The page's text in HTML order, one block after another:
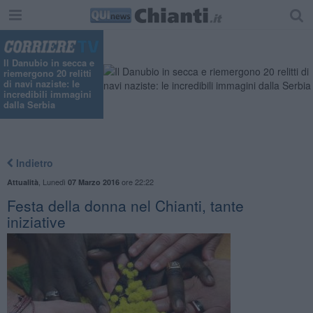
Il Danubio in secca e
riemergono 20 relitti
di navi naziste: le
incredibili immagini
dalla Serbia
Indietro
Attualità Lunedì 07 Marzo 2016ore 22:22
Festa della donna nel Chianti, tante
iniziative